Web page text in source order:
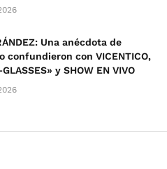
Una anécdota de
confundieron con VICENTICO,
y SHOW EN VIVO